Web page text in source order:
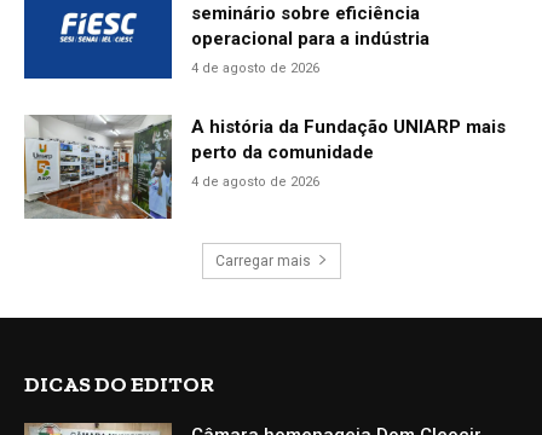
seminário sobre eficiência
operacional para a indústria
4 de agosto de 2026
A história da Fundação UNIARP mais
perto da comunidade
4 de agosto de 2026
Carregar mais
DICAS DO EDITOR